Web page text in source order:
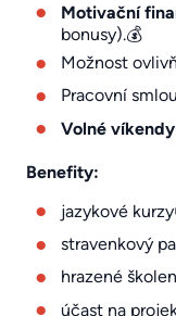
Motivační
bonusy).💰
Možnost
Pracovní
Volné
Benefity:
jazykové
stravenkový
hrazené
účast na